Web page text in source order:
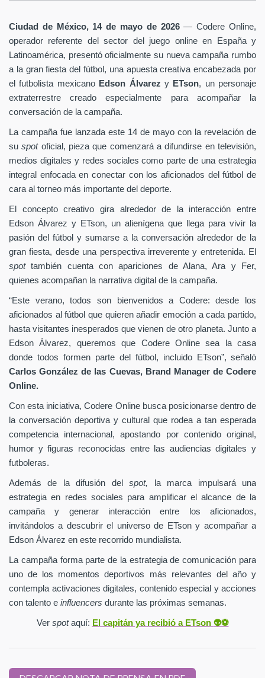
Ciudad de México, 14 de mayo de 2026— Codere Online,
operador referente del sector del juego online en España y
Latinoamérica, presentó oficialmente su nueva campaña rumbo
a la gran fiesta del fútbol, una apuesta creativa encabezada por
el futbolista mexicano Edson Álvarez yETson, un personaje
extraterrestre creado especialmente para acompañar la
conversación de la campaña.
La campaña fue lanzada este 14 de mayo con la revelación de
suspot oficial, pieza que comenzará a difundirse en televisión,
medios digitales y redes sociales como parte de una estrategia
integral enfocada en conectar con los aficionados del fútbol de
cara al torneo más importante del deporte.
El concepto creativo gira alrededor de la interacción entre
Edson Álvarez y ETson, un alienígena que llega para vivir la
pasión del fútbol y sumarse a la conversación alrededor de la
gran fiesta, desde una perspectiva irreverente y entretenida. El
spottambién cuenta con apariciones de Alana, Ara y Fer,
quienes acompañan la narrativa digital de la campaña.
“Este verano, todos son bienvenidos a Codere: desde los
aficionados al fútbol que quieren añadir emoción a cada partido,
hasta visitantes inesperados que vienen de otro planeta. Junto a
Edson Álvarez, queremos que Codere Online sea la casa
donde todos formen parte del fútbol, incluido ETson”, señaló
Carlos González de las Cuevas, Brand Manager de Codere
Online.
Con esta iniciativa, Codere Online busca posicionarse dentro de
la conversación deportiva y cultural que rodea a tan esperada
competencia internacional, apostando por contenido original,
humor y figuras reconocidas entre las audiencias digitales y
futboleras.
Además de la difusión delspot,
la marca impulsará una
estrategia en redes sociales para amplificar el alcance de la
campaña y generar interacción entre los aficionados,
invitándolos a descubrir el universo de ETson y acompañar a
Edson Álvarez en este recorrido mundialista.
La campaña forma parte de la estrategia de comunicación para
uno de los momentos deportivos más relevantes del año y
contempla activaciones digitales, contenido especial y acciones
con talento e influencers durante las próximas semanas.
Ver spotaquí: El capitán ya recibió a ETson 👽⚽️